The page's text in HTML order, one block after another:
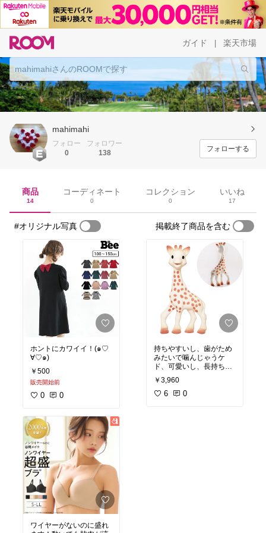
ガイド 楽天市場
mahimahi
フォロー
0
フォロワー
138
フォローする
商品
14
コーディネート
0
コレクション
0
いいね
17
#オリジナル写真 掲載終了商品を含む
ホントにカワイイ！(๑♡
∀♡๑)
￥500
販売開始前
0 0
ワイヤーがないのに盛れ
持ちやすいし、歯がため
みたいで噛んじゃうケ
ド、可愛いし、長持ちし
ます。
￥3,960
6 0